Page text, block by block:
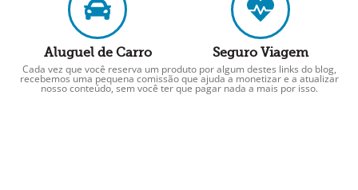
Aluguel de Carro Seguro Viagem
Cada vez que você reserva um produto por algum destes links do blog,
recebemos uma pequena comissão que ajuda a monetizar e a atualizar
nosso conteúdo, sem você ter que pagar nada a mais por isso.